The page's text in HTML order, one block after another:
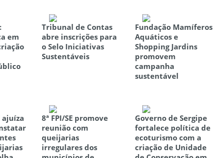
em
Tribunal de Contas
abre inscrições para
o Selo Iniciativas
Sustentáveis
Fundação Mamíferos
Aquáticos e
Shopping Jardins
promovem
campanha
sustentável
ajuíza
8ª FPI/SE promove
reunião com
queijarias
irregulares dos
Governo de Sergipe
fortalece política de
ecoturismo com a
criação de Unidade